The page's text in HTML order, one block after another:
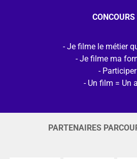
CONCOURS
Je filme le métier
Je filme ma
Participer
Un film = Un
PARTENAIRES